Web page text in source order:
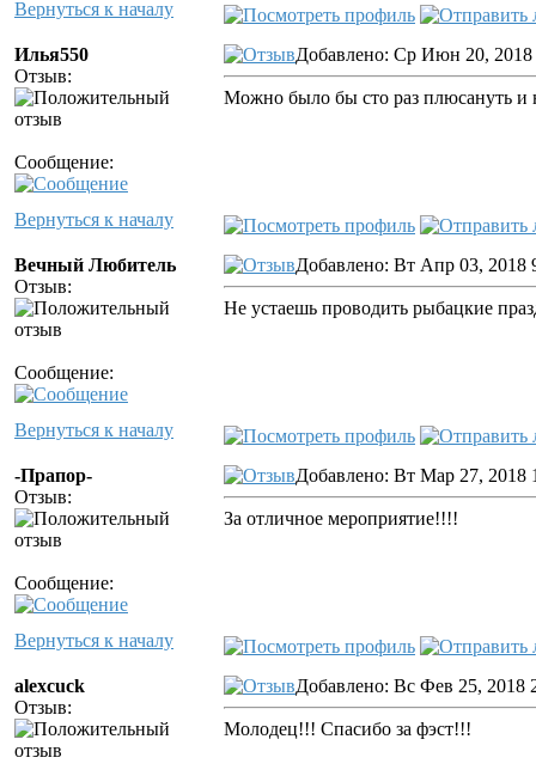
Вернуться к началу
Илья550
Отзыв:
Сообщение:
Добавлено: Ср Июн 20, 2018
Можно было бы сто раз плюсануть и
Вернуться к началу
Вечный Любитель
Отзыв:
Сообщение:
Добавлено: Вт Апр 03, 2018
Не устаешь проводить рыбацкие
Вернуться к началу
-Прапор-
Отзыв:
Сообщение:
Добавлено: Вт Мар 27, 2018
За отличное мероприятие!!!!
Вернуться к началу
alexcuck
Отзыв:
Добавлено: Вс Фев 25, 2018
Молодец!!! Спасибо за фэст!!!